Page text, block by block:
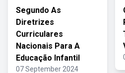
Segundo As
Diretrizes
Curriculares
Nacionais Para A
Educação Infantil
07 September 2024